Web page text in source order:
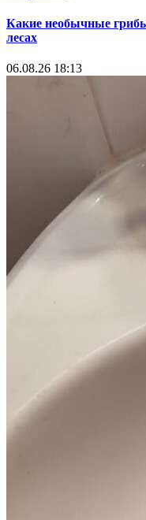
Какие необычные
лесах
06.08.26 18:13